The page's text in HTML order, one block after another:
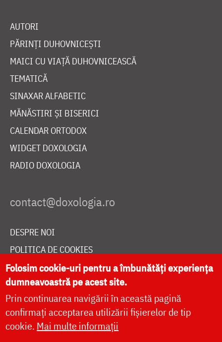
AUTORI
PĂRINȚI DUHOVNICEȘTI
MAICI CU VIAȚĂ DUHOVNICEASCĂ
TEMATICĂ
SINAXAR ALFABETIC
MĂNĂSTIRI ȘI BISERICI
CALENDAR ORTODOX
WIDGET DOXOLOGIA
RADIO DOXOLOGIA
DESPRE NOI
POLITICA DE COOKIES
DONEAZĂ ONLINE PENTRU CATEDRALA NAȚIONALĂ
LIVE
Folosim cookie-uri pentru a îmbunătăți experiența
dumneavoastră pe acest site.
Prin continuarea navigării în această pagină
confirmați acceptarea utilizării fișierelor de tip
cookie. Mai multe informații